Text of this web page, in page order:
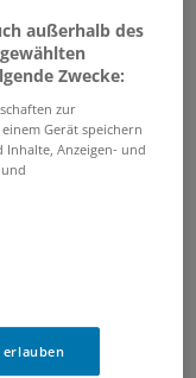
/ Berlin,
außerhalb des
Zwecke:
zur
Gerät speichern
Anzeigen- und
erlauben